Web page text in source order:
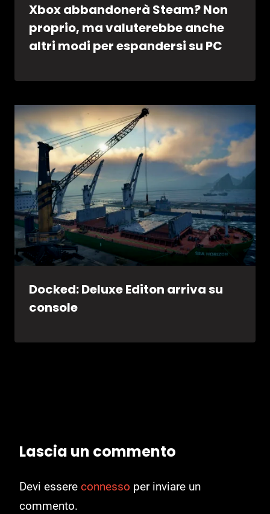
Xbox abbandonerà Steam? Non
proprio, ma valuterebbe anche
altri modi per espandersi su PC
Docked: Deluxe Editon arriva su
console
Lascia un commento
Devi essere connesso per inviare un
commento.